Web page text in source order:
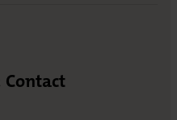
Contact